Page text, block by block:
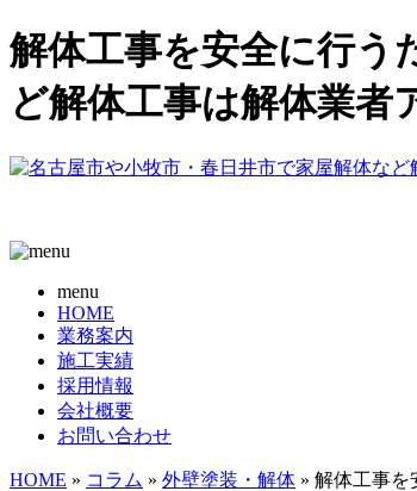
解体工事を安全に行う
ど解体工事は解体業者
menu
HOME
業務案内
施工実績
採用情報
会社概要
お問い合わせ
HOME » コラム » 外壁塗装・解体 » 解体工事を